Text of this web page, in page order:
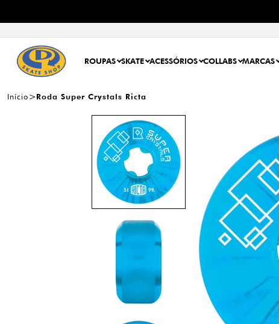
ROUPAS SKATE ACESSÓRIOS COLLABS MARCAS
Início Roda Super Crystals Ricta